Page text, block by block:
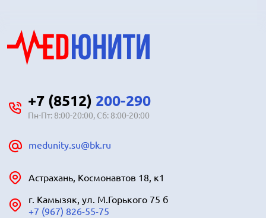
+7 (8512) 200-290
Пн-Пт: 8:00-20:00, Сб: 8:00-20:00
medunity.su@bk.ru
Астрахань, Космонавтов 18, к1
г. Камызяк, ул. М.Горького 75 б
+7 (967) 826-55-75